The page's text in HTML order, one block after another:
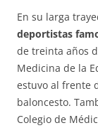
En su larga
deportistas
de treinta años
Medicina de la
estuvo al frente
baloncesto.
Colegio de